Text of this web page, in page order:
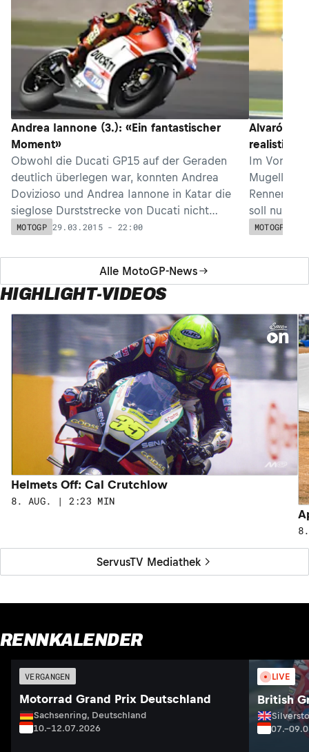
Andrea Iannone (3.): «Ein fantastischer
Moment»
Obwohl die Ducati GP15 auf der Geraden
deutlich überlegen war, konnten Andrea
Dovizioso und Andrea Iannone in Katar die
sieglose Durststrecke von Ducati nicht
beenden.
MOTOGP 29.03.2015 - 22:00
Alvaró
realistisch
Im Vorjahr
Mugello
Rennen
soll nun
Team her.
MOTOGP
Alle MotoGP-News
HIGHLIGHT-VIDEOS
ServusTV Mediathek
Helmets Off: Cal Crutchlow
8. AUG. | 2:23 MIN
RENNKALENDER
VERGANGEN
Motorrad Grand Prix Deutschland
Sachsenring, Deutschland
10.–12.07.2026
LIVE
British